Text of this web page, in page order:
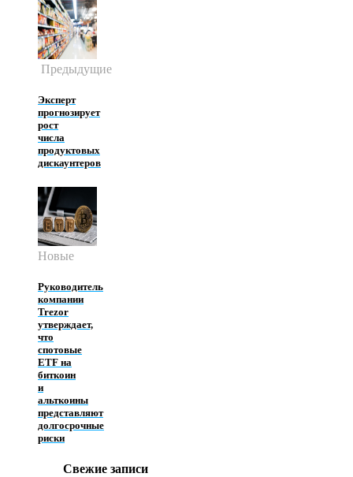
Предыдущие
Эксперт
прогнозирует
рост
числа
продуктовых
дискаунтеров
Новые
Руководитель
компании
Trezor
утверждает,
что
спотовые
ETF на
биткоин
и
альткоины
представляют
долгосрочные
риски
Свежие записи